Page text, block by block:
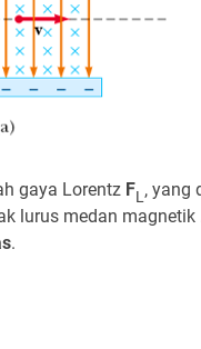
gaya Lorentz FL, yang
lurus medan magnetik
.